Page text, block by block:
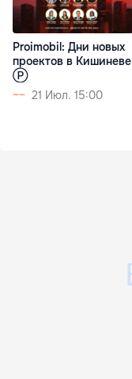
Proimobil: Дни новых
проектов в Кишиневе
Ⓟ
21 Июл. 15:00